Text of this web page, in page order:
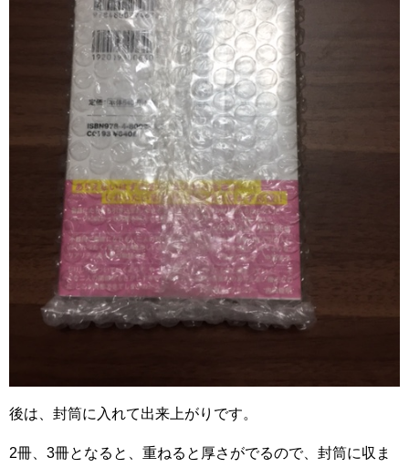
後は、封筒に入れて出来上がりです。
2冊、3冊となると、重ねると厚さがでるので、封筒に収ま